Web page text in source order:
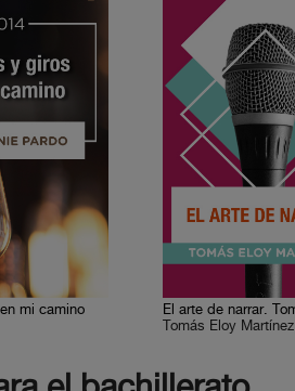
mi camino
Tomás Eloy Martínez